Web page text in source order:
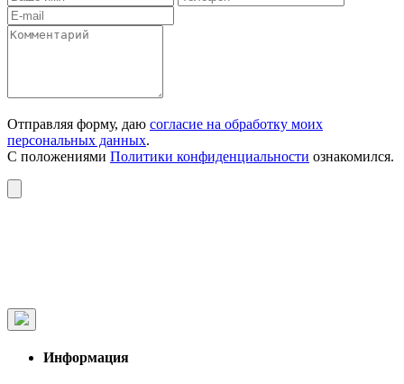
Отправляя форму, даю согласие на обработку моих
персональных данных.
С положениями Политики конфиденциальности ознакомился.
Информация